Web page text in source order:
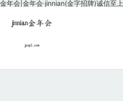
金年会|金年会·jinnian(金字招牌)诚信至上